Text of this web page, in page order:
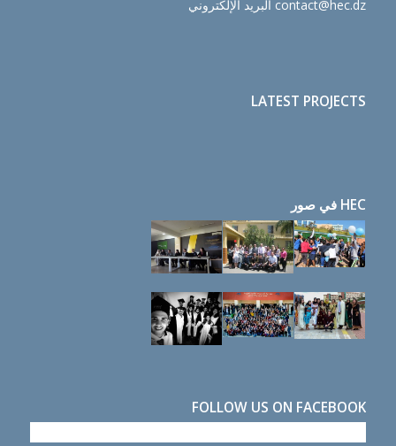
contact@hec.dz البريد الإلكتروني
LATEST PROJECTS
HEC في صور
FOLLOW US ON FACEBOOK